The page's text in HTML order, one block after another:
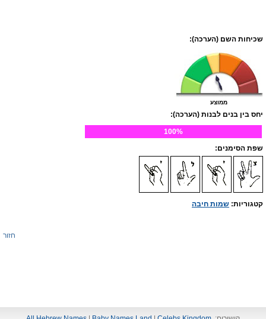
שכיחות השם (הערכה):
ממוצע
יחס בין בנים לבנות (הערכה):
100%
שפת הסימנים:
קטגוריות: שמות חיבה
חזור